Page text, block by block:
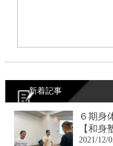
新着記事
６期身
【和身
2021/12/